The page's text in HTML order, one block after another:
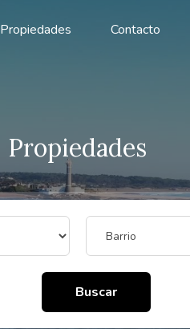
Propiedades Contacto
Propiedades
Buscar